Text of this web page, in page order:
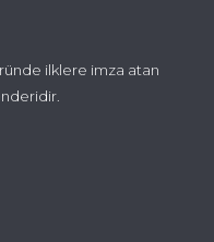
ilklere imza atan